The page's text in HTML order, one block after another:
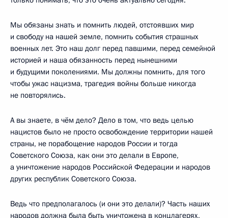
Мы обязаны знать и помнить людей, отстоявших мир
и свободу на нашей земле, помнить события страшных
военных лет. Это наш долг перед павшими, перед семейной
историей и наша обязанность перед нынешними
и будущими поколениями. Мы должны помнить, для того
чтобы ужас нацизма, трагедия войны больше никогда
не повторялись.
А вы знаете, в чём дело? Дело в том, что ведь целью
нацистов было не просто освобождение территории нашей
страны, не порабощение народов России и тогда
Советского Союза, как они это делали в Европе,
а уничтожение народов Российской Федерации и народов
других республик Советского Союза.
Ведь что предполагалось (и они это делали)? Часть наших
народов должна была быть уничтожена в концлагерях,